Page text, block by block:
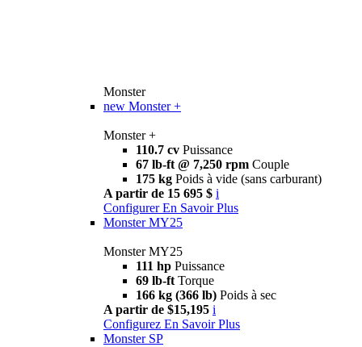
Monster
new Monster +
Monster +
110.7 cv Puissance
67 lb-ft @ 7,250 rpm Couple
175 kg Poids à vide (sans carburant)
A partir de 15 695 $ i
Configurer En Savoir Plus
Monster MY25
Monster MY25
111 hp Puissance
69 lb-ft Torque
166 kg (366 lb) Poids à sec
A partir de $15,195 i
Configurez En Savoir Plus
Monster SP